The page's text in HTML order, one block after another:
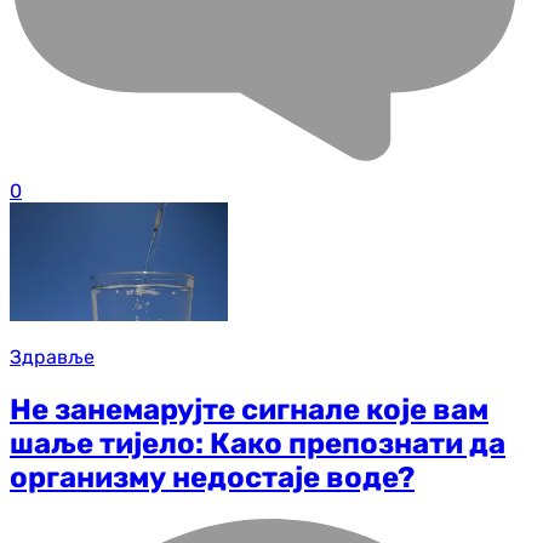
0
Здравље
Не занемарујте сигнале које вам
шаље тијело: Како препознати да
организму недостаје воде?